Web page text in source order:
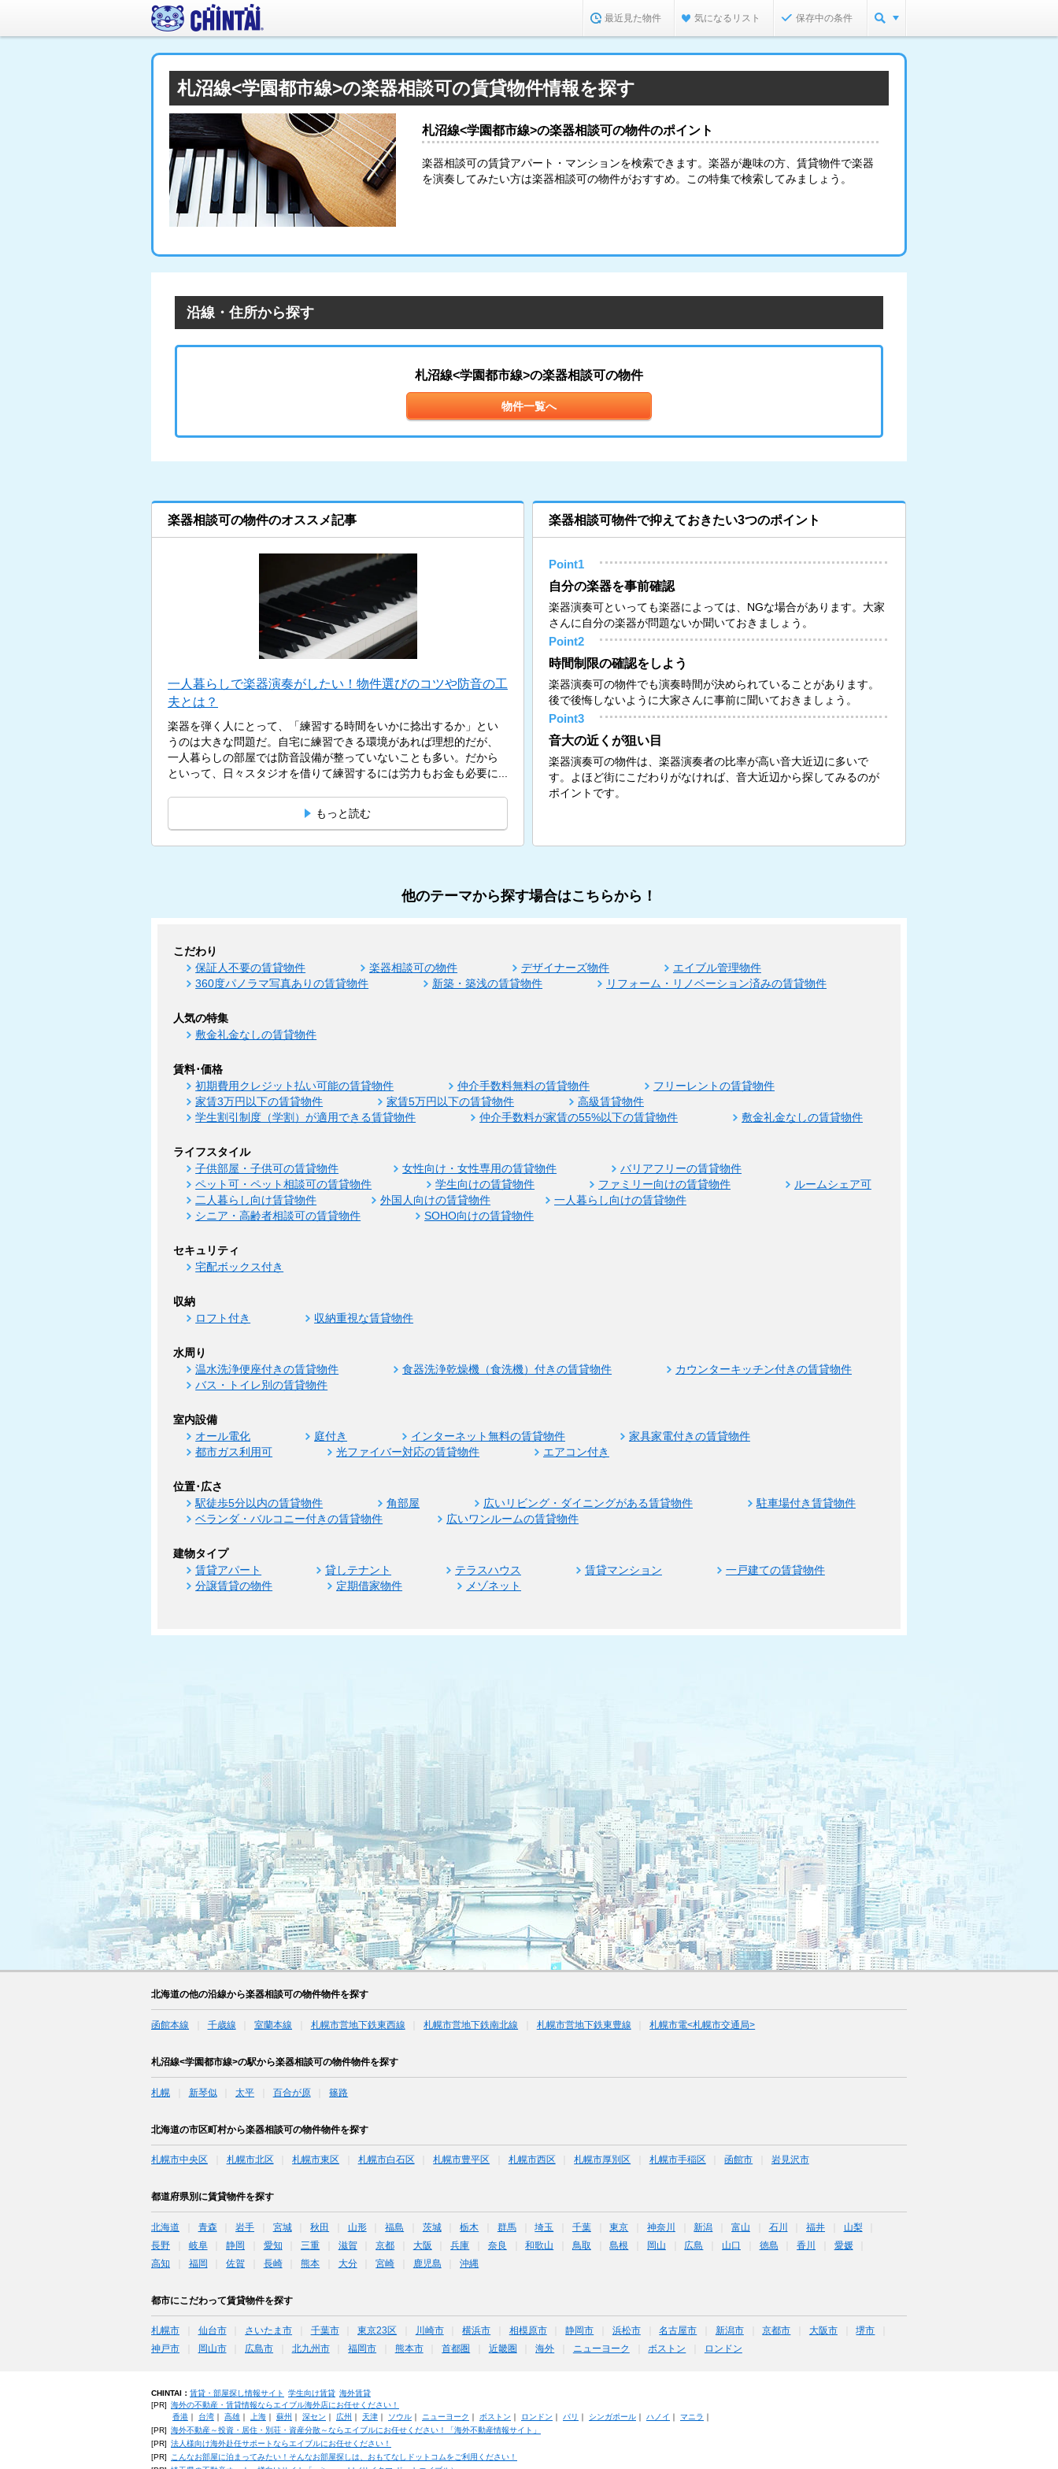
最近見た物件 気になるリスト 保存中の条件
札沼線<学園都市線>の楽器相談可の賃貸物件情報を探す
札沼線<学園都市線>の楽器相談可の物件のポイント
楽器相談可の賃貸アパート・マンションを検索できます。楽器が趣味の方、賃貸物件で楽器
を演奏してみたい方は楽器相談可の物件がおすすめ。この特集で検索してみましょう。
沿線・住所から探す
札沼線<学園都市線>の楽器相談可の物件
物件一覧へ
楽器相談可の物件のオススメ記事
一人暮らしで楽器演奏がしたい！物件選びのコツや防音の工
夫とは？
楽器を弾く人にとって、「練習する時間をいかに捻出するか」とい
うのは大きな問題だ。自宅に練習できる環境があれば理想的だが、
一人暮らしの部屋では防音設備が整っていないことも多い。だから
といって、日々スタジオを借りて練習するには労力もお金も必要に...
もっと読む
楽器相談可物件で抑えておきたい3つのポイント
Point1
自分の楽器を事前確認
楽器演奏可といっても楽器によっては、NGな場合があります。大家
さんに自分の楽器が問題ないか聞いておきましょう。
Point2
時間制限の確認をしよう
楽器演奏可の物件でも演奏時間が決められていることがあります。
後で後悔しないように大家さんに事前に聞いておきましょう。
Point3
音大の近くが狙い目
楽器演奏可の物件は、楽器演奏者の比率が高い音大近辺に多いで
す。よほど街にこだわりがなければ、音大近辺から探してみるのが
ポイントです。
他のテーマから探す場合はこちらから！
こだわり
保証人不要の賃貸物件 楽器相談可の物件 デザイナーズ物件
エイブル管理物件
360度パノラマ写真ありの賃貸物件
新築・築浅の賃貸物件 リフォーム・リノベーション済みの賃貸物件
人気の特集
敷金礼金なしの賃貸物件
賃料･価格
初期費用クレジット払い可能の賃貸物件 仲介手数料無料の賃貸物件
フリーレントの賃貸物件
家賃3万円以下の賃貸物件
家賃5万円以下の賃貸物件
高級賃貸物件
学生割引制度（学割）が適用できる賃貸物件
仲介手数料が家賃の55%以下の賃貸物件 敷金礼金なしの賃貸物件
ライフスタイル
子供部屋・子供可の賃貸物件 女性向け・女性専用の賃貸物件
バリアフリーの賃貸物件
ペット可・ペット相談可の賃貸物件
学生向けの賃貸物件 ファミリー向けの賃貸物件
ルームシェア可
二人暮らし向け賃貸物件
外国人向けの賃貸物件
一人暮らし向けの賃貸物件
シニア・高齢者相談可の賃貸物件
SOHO向けの賃貸物件
セキュリティ
宅配ボックス付き
収納
ロフト付き 収納重視な賃貸物件
水周り
温水洗浄便座付きの賃貸物件 食器洗浄乾燥機（食洗機）付きの賃貸物件
カウンターキッチン付きの賃貸物件
バス・トイレ別の賃貸物件
室内設備
オール電化 庭付き インターネット無料の賃貸物件
家具家電付きの賃貸物件
都市ガス利用可
光ファイバー対応の賃貸物件 エアコン付き
位置･広さ
駅徒歩5分以内の賃貸物件 角部屋 広いリビング・ダイニングがある賃貸物件
駐車場付き賃貸物件
ベランダ・バルコニー付きの賃貸物件
広いワンルームの賃貸物件
建物タイプ
賃貸アパート 貸しテナント テラスハウス 賃貸マンション
一戸建ての賃貸物件
分譲賃貸の物件
定期借家物件 メゾネット
北海道の他の沿線から楽器相談可の物件物件を探す
函館本線 千歳線 室蘭本線 札幌市営地下鉄東西線 札幌市営地下鉄南北線 札幌市営地下鉄東豊線 札幌市電<札幌市交通局>
札沼線<学園都市線>の駅から楽器相談可の物件物件を探す
札幌 新琴似 太平 百合が原 篠路
北海道の市区町村から楽器相談可の物件物件を探す
札幌市中央区 札幌市北区 札幌市東区 札幌市白石区 札幌市豊平区 札幌市西区 札幌市厚別区 札幌市手稲区 函館市 岩見沢市
都道府県別に賃貸物件を探す
北海道 青森 岩手 宮城 秋田 山形 福島 茨城 栃木 群馬 埼玉 千葉 東京 神奈川 新潟 富山 石川 福井
山梨
長野
岐阜 静岡 愛知 三重 滋賀 京都 大阪 兵庫 奈良 和歌山 鳥取 島根 岡山 広島 山口 徳島 香川
愛媛
高知
福岡 佐賀 長崎 熊本 大分 宮崎 鹿児島 沖縄
都市にこだわって賃貸物件を探す
札幌市 仙台市 さいたま市 千葉市 東京23区 川崎市 横浜市 相模原市 静岡市 浜松市 名古屋市 新潟市 京都市 大阪市
堺市
神戸市
岡山市 広島市 北九州市 福岡市 熊本市 首都圏 近畿圏 海外 ニューヨーク ボストン ロンドン
CHINTAI： 賃貸・部屋探し情報サイト 学生向け賃貸 海外賃貸
[PR] 海外の不動産・賃貸情報ならエイブル海外店にお任せください！
香港｜ 台湾｜ 高雄｜ 上海｜ 蘇州 ｜ 深セン ｜ 広州 ｜ 天津｜ ソウル｜ ニューヨーク ｜ ボストン ｜ ロンドン ｜ パリ ｜ シンガポール｜ ハノイ ｜ マニラ ｜
[PR] 海外不動産～投資・居住・別荘・資産分散～ならエイブルにお任せください！「海外不動産情報サイト」
[PR] 法人様向け海外赴任サポートならエイブルにお任せください！
[PR]
こんなお部屋に泊まってみたい！そんなお部屋探しは、おもてなしドットコムをご利用ください！